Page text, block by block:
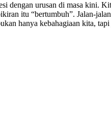
dengan urusan di masa kini.
itu “bertumbuh”. Jalan-
hanya kebahagiaan kita,